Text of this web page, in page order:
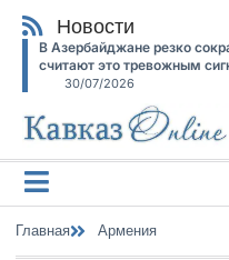
Новости
В Азербайджане резко
считают это тревожным
30/07/2026
Главная Армения